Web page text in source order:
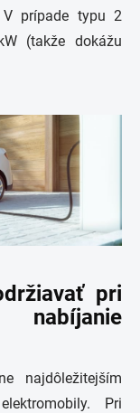
prípade typu 2
(takže dokážu
pri
najdôležitejším
Pri